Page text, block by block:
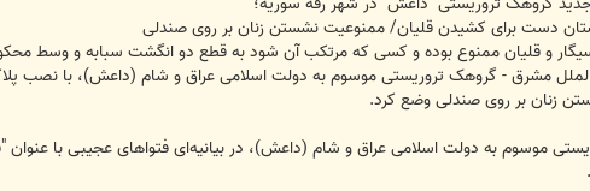
دست برای کشیدن قلیان/ ممنوعیت نشستن زنان بر روی صندلی
و قلیان ممنوع بوده و کسی که مرتکب آن شود به قطع دو انگشت سبابه و وسط محکوم می شود؛ در صورت تکرار، به 80 ضربه
مشرق - گروهک تروریستی موسوم به دولت اسلامی عراق و شام (داعش)، با نصب
زنان بر روی صندلی وضع کرد.